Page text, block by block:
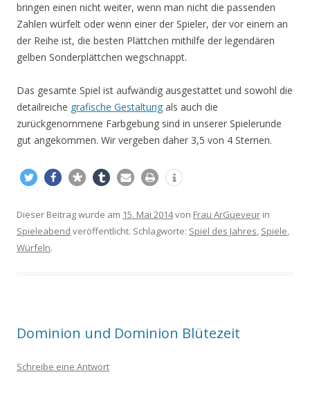
bringen einen nicht weiter, wenn man nicht die passenden
Zahlen würfelt oder wenn einer der Spieler, der vor einem an
der Reihe ist, die besten Plättchen mithilfe der legendären
gelben Sonderplättchen wegschnappt.
Das gesamte Spiel ist aufwändig ausgestattet und sowohl die
detailreiche grafische Gestaltung als auch die
zurückgenommene Farbgebung sind in unserer Spielerunde
gut angekommen. Wir vergeben daher 3,5 von 4 Sternen.
Dieser Beitrag wurde am 15. Mai 2014von Frau ArGueveur in
Spieleabend veröffentlicht. Schlagworte: Spiel des Jahres, Spiele,
Würfeln.
Dominion und Dominion Blütezeit
Schreibe eine Antwort